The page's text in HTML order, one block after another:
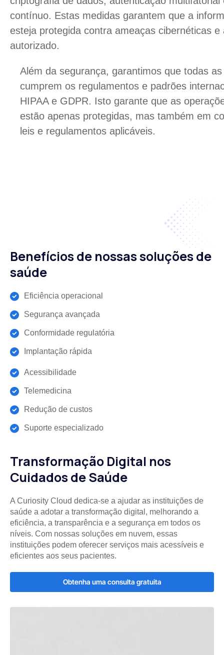
contínuo. Estas medidas garantem que a
esteja protegida contra ameaças cibernéticas e
autorizado.
Além da segurança, garantimos que todas
cumprem os regulamentos e padrões
HIPAA e GDPR. Isto garante que as
estão apenas protegidas, mas também em
leis e regulamentos aplicáveis.
Benefícios de nossas soluções de
saúde
Eficiência operacional
Segurança avançada
Conformidade regulatória
Implantação rápida
Acessibilidade
Telemedicina
Redução de custos
Suporte especializado
Transformação Digital nos
Cuidados de Saúde
A Curiosity Cloud dedica-se a ajudar as instituições de
saúde a adotar a transformação digital, melhorando a
eficiência, a transparência e a segurança em todos os
níveis. Com nossas soluções em nuvem, essas
instituições podem oferecer serviços mais acessíveis e
eficientes aos seus pacientes.
Obtenha uma consulta gratuita